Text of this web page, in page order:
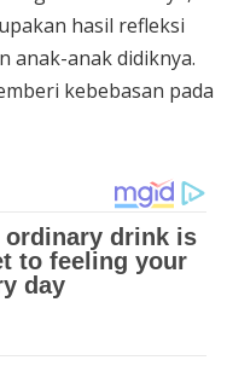
hasil refleksi
anak-anak didiknya.
kebebasan pada